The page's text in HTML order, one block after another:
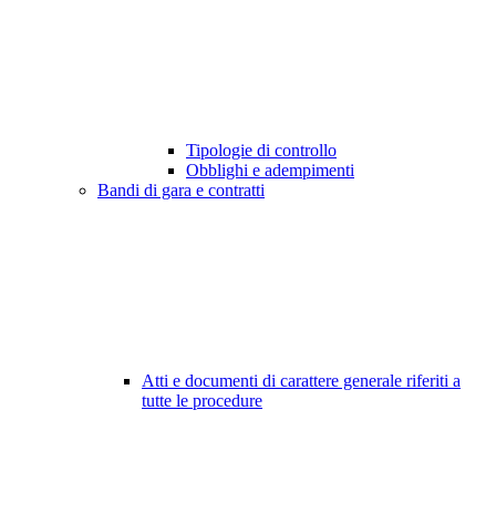
Tipologie di controllo
Obblighi e adempimenti
Bandi di gara e contratti
Atti e documenti di carattere generale riferiti a
tutte le procedure